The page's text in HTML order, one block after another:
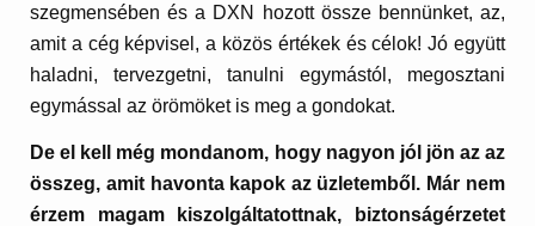
szegmensében és a DXN hozott össze bennünket, az,
amit a cég képvisel, a közös értékek és célok! Jó együtt
haladni, tervezgetni, tanulni egymástól, megosztani
egymással az örömöket is meg a gondokat.
De el kell még mondanom, hogy nagyon jól jön az az
összeg, amit havonta kapok az üzletemből. Már nem
érzem magam kiszolgáltatottnak, biztonságérzetet